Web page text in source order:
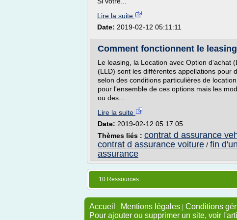
Lire la suite
Date: 2019-02-12 05:11:11
Comment fonctionnent le
Le leasing, la Location avec Option d'achat
(LLD) sont les différentes appellations pour
selon des conditions particulières de
pour l'ensemble de ces options mais les
ou des...
Lire la suite
Date: 2019-02-12 05:17:05
Thèmes liés : contrat d assurance
contrat d assurance voiture / fin
assurance
10 Ressources
Accueil | Mentions légales | Conditions
Pour ajouter ou supprimer un site, voir